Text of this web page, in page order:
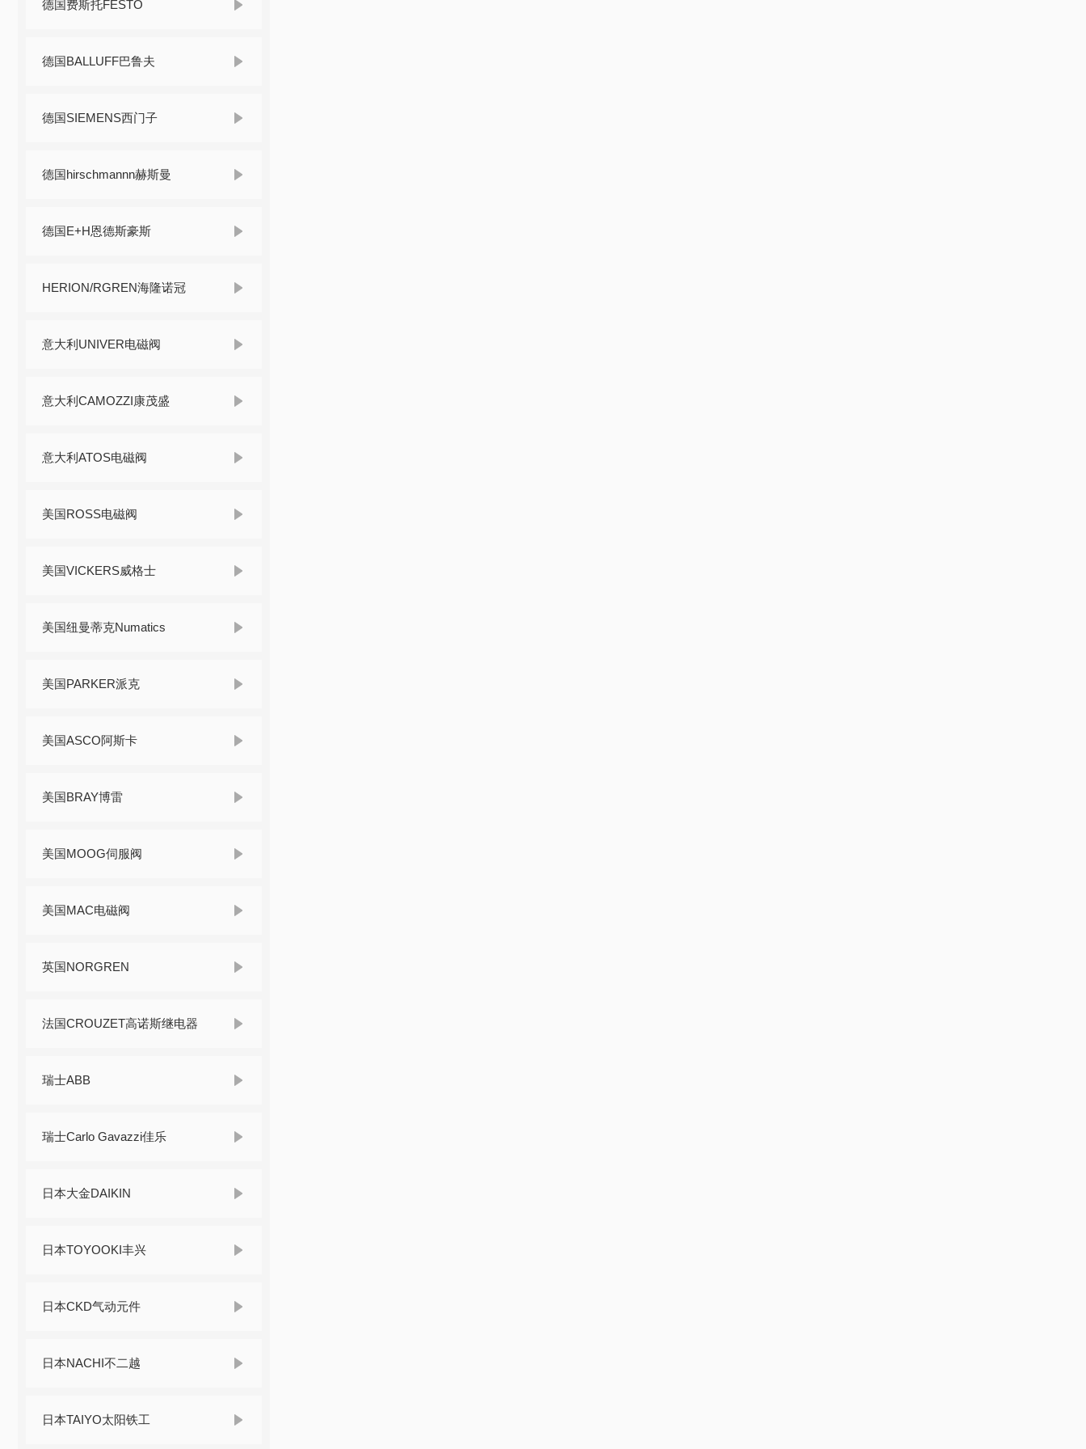
德国费斯托FESTO
德国BALLUFF巴鲁夫
德国SIEMENS西门子
德国hirschmannn赫斯曼
德国E+H恩德斯豪斯
HERION/RGREN海隆诺冠
意大利UNIVER电磁阀
意大利CAMOZZI康茂盛
意大利ATOS电磁阀
美国ROSS电磁阀
美国VICKERS威格士
美国纽曼蒂克Numatics
美国PARKER派克
美国ASCO阿斯卡
美国BRAY博雷
美国MOOG伺服阀
美国MAC电磁阀
英国NORGREN
法国CROUZET高诺斯继电器
瑞士ABB
瑞士Carlo Gavazzi佳乐
日本大金DAIKIN
日本TOYOOKI丰兴
日本CKD气动元件
日本NACHI不二越
日本TAIYO太阳铁工